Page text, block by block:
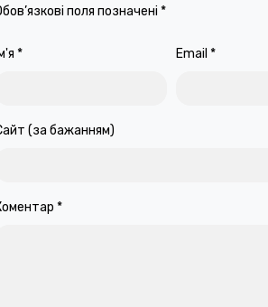
поля позначені *
* Email*
(за бажанням)
*